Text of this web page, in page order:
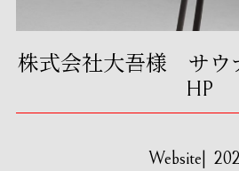
株式会社大吾様 サウ
HP
Website